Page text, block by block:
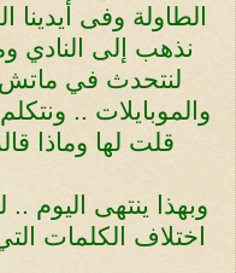
الطاولة وفى
نذهب إلى النادي
لنتحدث في ماتش
والموبايلات ..
قلت لها وماذا
وبهذا ينتهى اليوم ..
اختلاف الكلمات